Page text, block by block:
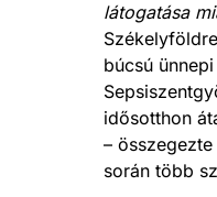
látogatása
búcsú
idősotthon
–
során több